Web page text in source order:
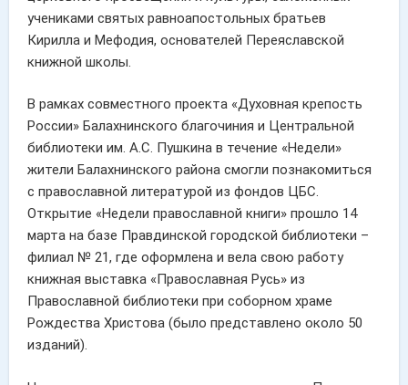
учениками святых равноапостольных братьев
Кирилла и Мефодия, основателей Переяславской
книжной школы.
В рамках совместного проекта «Духовная крепость
России» Балахнинского благочиния и Центральной
библиотеки им. А.С. Пушкина в течение «Недели»
жители Балахнинского района смогли познакомиться
с православной литературой из фондов ЦБС.
Открытие «Недели православной книги» прошло 14
марта на базе Правдинской городской библиотеки –
филиал № 21, где оформлена и вела свою работу
книжная выставка «Православная Русь» из
Православной библиотеки при соборном храме
Рождества Христова (было представлено около 50
изданий).